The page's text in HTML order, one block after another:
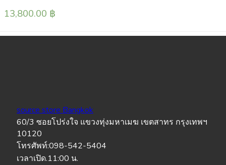
13,800.00 ฿
source store Bangkok
60/3 ซอยโปร่งใจ แขวงทุ่งมหาเมฆ เขตสาทร กรุงเทพฯ
10120
โทรศัพท์:098-542-5404
เวลาเปิด.11:00 น.